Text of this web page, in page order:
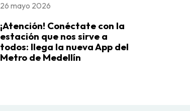
26 mayo 2026
¡Atención! Conéctate con la
estación que nos sirve a
todos: llega la nueva App del
Metro de Medellín